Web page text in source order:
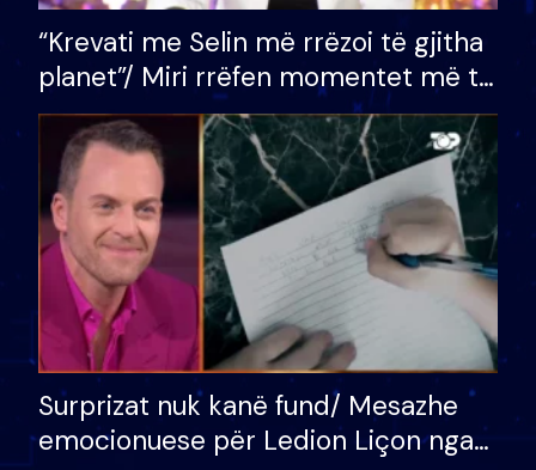
“Krevati me Selin më rrëzoi të gjitha
planet”/ Miri rrëfen momentet më të
bukura në shtëpinë e BB VIP: Do më
mungojë zilja e mëngjesit kur…
Surprizat nuk kanë fund/ Mesazhe
emocionuese për Ledion Liçon nga